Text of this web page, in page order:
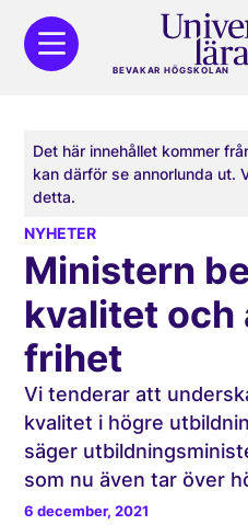
BEVAKAR HÖGSKOLAN
Det här innehållet kommer
kan därför se annorlunda ut.
detta.
NYHETER
Ministern
kvalitet och
frihet
Vi tenderar att
kvalitet i högre
säger
som nu även tar över
6 december, 2021